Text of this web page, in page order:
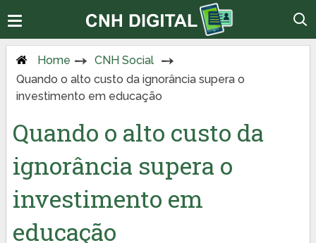
Home
CNH Social
Quando o alto custo da ignorância supera o
investimento em educação
Quando o alto custo da
ignorância supera o
investimento em
educação